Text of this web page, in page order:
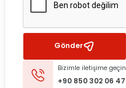
Gönder
Bizimle iletişime geçin
+90 850 302 06 47